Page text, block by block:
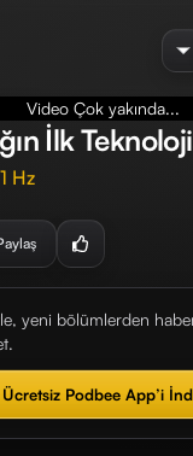
Video Çok yakında...
İlk
Hz
yeni bölümlerden
Ücretsiz Podbee App’i